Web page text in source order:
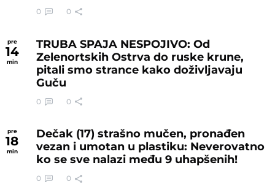
0 0
pre
14
min
TRUBA SPAJA NESPOJIVO: Od
Zelenortskih Ostrva do ruske krune,
pitali smo strance kako doživljavaju
Guču
0 0
pre
18
min
Dečak (17) strašno mučen, pronađen
vezan i umotan u plastiku: Neverovatno
ko se sve nalazi među 9 uhapšenih!
0 0